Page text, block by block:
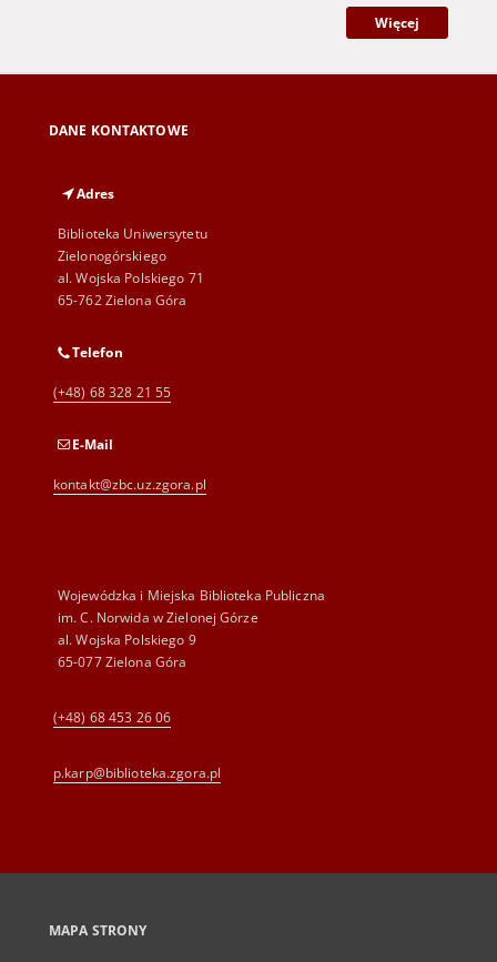
Więcej
DANE KONTAKTOWE
Adres
Biblioteka Uniwersytetu
Zielonogórskiego
al. Wojska Polskiego 71
65-762 Zielona Góra
Telefon
(+48) 68 328 21 55
E-Mail
kontakt@zbc.uz.zgora.pl
Wojewódzka i Miejska Biblioteka Publiczna
im. C. Norwida w Zielonej Górze
al. Wojska Polskiego 9
65-077 Zielona Góra
(+48) 68 453 26 06
p.karp@biblioteka.zgora.pl
MAPA STRONY